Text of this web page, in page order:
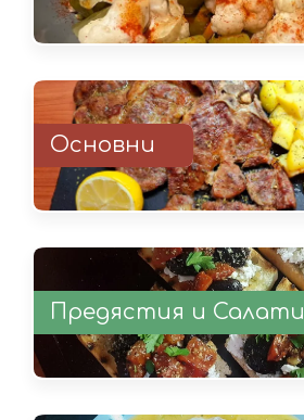
Основни
Предястия и Салати